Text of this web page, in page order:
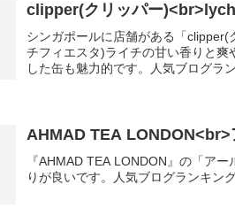
clipper(クリッパー
シンガポールに店舗がある「
チフィエスタ)ライチの甘い香りと
した缶も魅力的です。人気ブログラ
AHMAD TEA LONDON<br>
『AHMAD TEA LONDON』の「ア
りが良いです。人気ブログランキン